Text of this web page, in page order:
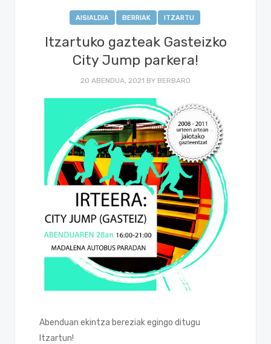
AISIALDIA BERRIAK ITZARTU
Itzartuko gazteak Gasteizko
City Jump parkera!
20 ABENDUA, 2021 BY BERBARO
Abenduan ekintza bereziak egingo ditugu
Itzartun!